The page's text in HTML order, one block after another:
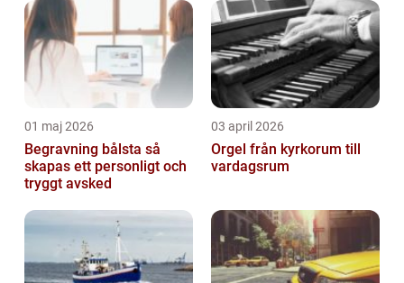
01 maj 2026
Begravning bålsta så
skapas ett personligt och
tryggt avsked
03 april 2026
Orgel från kyrkorum till
vardagsrum